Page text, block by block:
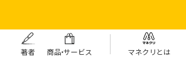
著者 商品・サービス マネクリとは